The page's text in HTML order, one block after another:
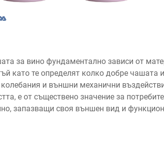
за вино фундаментално зависи от
като те определят колко добре
и външни механични
е от съществено значение за
запазващи своя външен вид и